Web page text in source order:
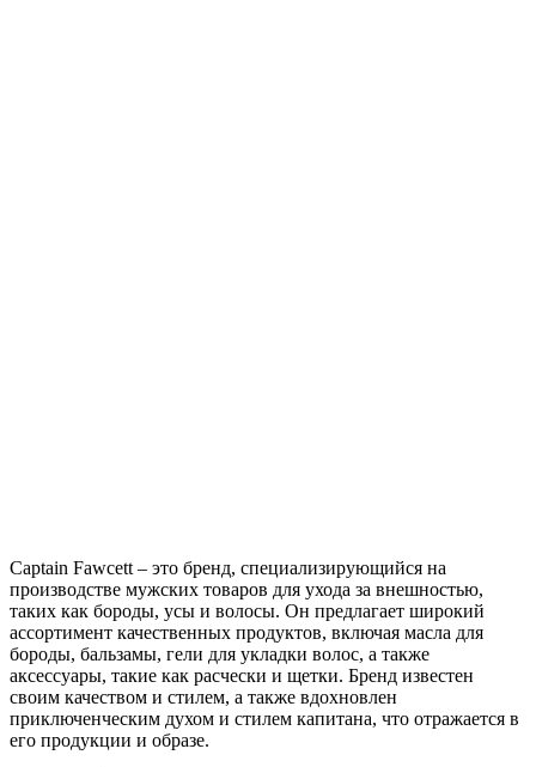
Captain Fawcett – это бренд, специализирующийся на
производстве мужских товаров для ухода за внешностью,
таких как бороды, усы и волосы. Он предлагает широкий
ассортимент качественных продуктов, включая масла для
бороды, бальзамы, гели для укладки волос, а также
аксессуары, такие как расчески и щетки. Бренд известен
своим качеством и стилем, а также вдохновлен
приключенческим духом и стилем капитана, что отражается в
его продукции и образе.